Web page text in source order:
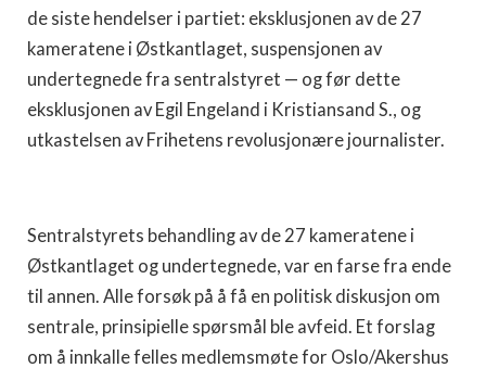
de siste hendelser i partiet: eksklusjonen av de 27
kameratene i Østkantlaget, suspensjonen av
undertegnede fra sentralstyret — og før dette
eksklusjonen av Egil Engeland i Kristiansand S., og
utkastelsen av Frihetens revolusjonære journalister.
Sentralstyrets behandling av de 27 kameratene i
Østkantlaget og undertegnede, var en farse fra ende
til annen. Alle forsøk på å få en politisk diskusjon om
sentrale, prinsipielle spørsmål ble avfeid. Et forslag
om å innkalle felles medlemsmøte for Oslo/Akershus